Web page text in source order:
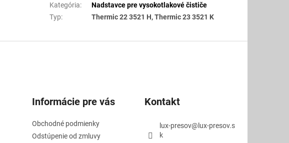
Kategória:
Nadstavce pre vysokotlakové čističe
Typ: Thermic 22 3521 H, Thermic 23 3521 K
Informácie pre vás
Obchodné podmienky
Odstúpenie od zmluvy
Kontakt
lux-presov@ lux-presov.s
k